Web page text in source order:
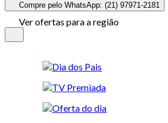
Compre pelo WhatsApp: (21) 97971-2181
Ver ofertas para a região